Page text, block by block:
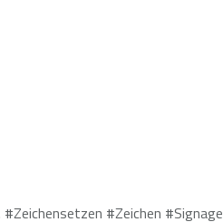
#Zeichen #Signage